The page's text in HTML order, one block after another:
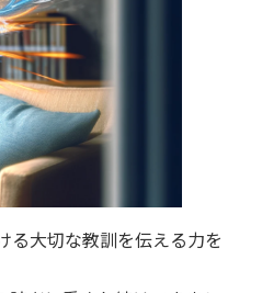
る大切な教訓を伝える力を